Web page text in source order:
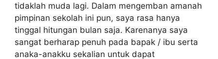
tidaklah muda lagi. Dalam mengemban amanah
pimpinan sekolah ini pun, saya rasa hanya
tinggal hitungan bulan saja. Karenanya saya
sangat berharap penuh pada bapak / ibu serta
anaka-anakku sekalian untuk dapat